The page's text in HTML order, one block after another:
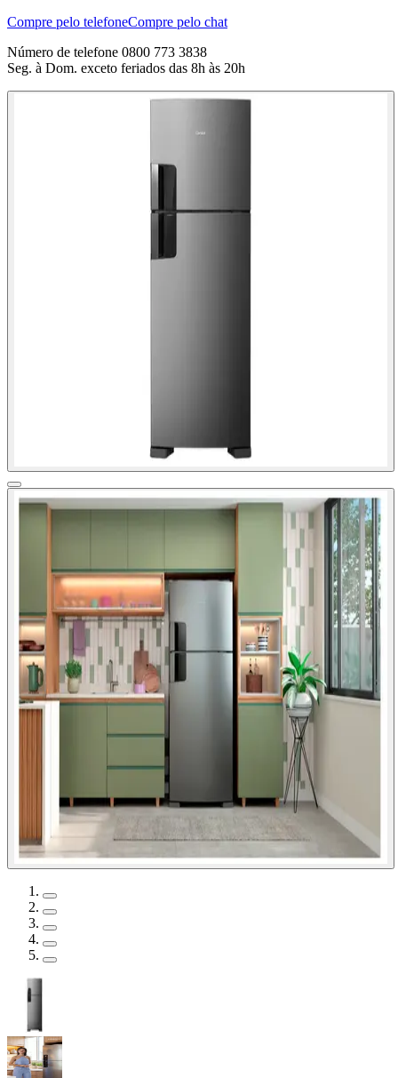
Compre pelo telefoneCompre pelo chat
Número de telefone 0800 773 3838
Seg. à Dom. exceto feriados das 8h às 20h